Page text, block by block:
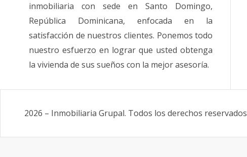
inmobiliaria con sede en Santo Domingo,
República Dominicana, enfocada en la
satisfacción de nuestros clientes. Ponemos todo
nuestro esfuerzo en lograr que usted obtenga
la vivienda de sus sueños con la mejor asesoría.
2026 – Inmobiliaria Grupal. Todos los derechos reservados